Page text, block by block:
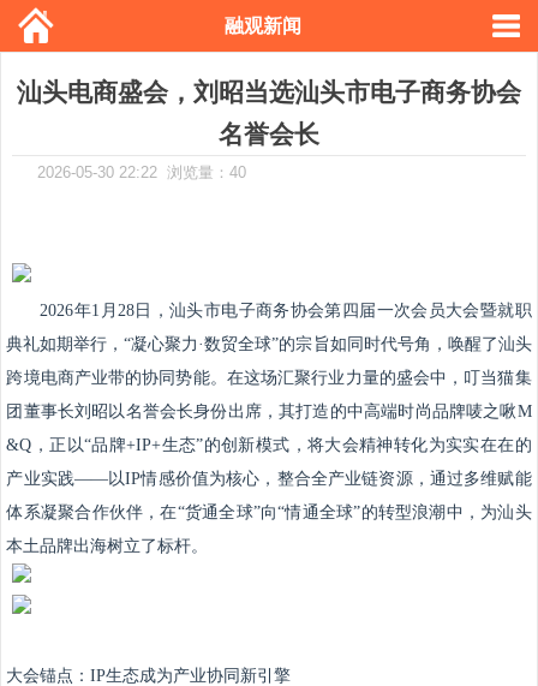
融观新闻
汕头电商盛会，刘昭当选汕头市电子商务协会
名誉会长
2026-05-30 22:22 浏览量：40
2026年1月28日，汕头市电子商务协会第四届一次会员大会暨就职
典礼如期举行，“凝心聚力·数贸全球”的宗旨如同时代号角，唤醒了汕头
跨境电商产业带的协同势能。在这场汇聚行业力量的盛会中，叮当猫集
团董事长刘昭以名誉会长身份出席，其打造的中高端时尚品牌唛之啾M
&Q，正以“品牌+IP+生态”的创新模式，将大会精神转化为实实在在的
产业实践——以IP情感价值为核心，整合全产业链资源，通过多维赋能
体系凝聚合作伙伴，在“货通全球”向“情通全球”的转型浪潮中，为汕头
本土品牌出海树立了标杆。
大会锚点：IP生态成为产业协同新引擎